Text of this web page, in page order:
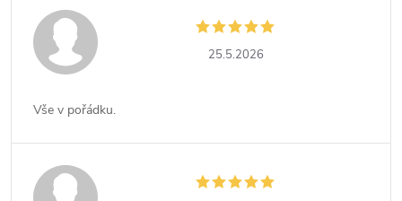
25.5.2026
Vše v pořádku.